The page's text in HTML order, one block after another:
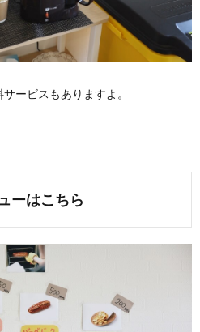
ービスもありますよ。
ーはこちら